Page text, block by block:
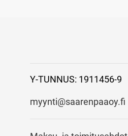
Y-TUNNUS: 1911456-9
myynti@saarenpaaoy.fi